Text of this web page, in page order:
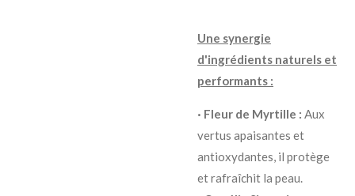
Une synergie
d'ingrédients naturels et
performants :
· Fleur de Myrtille : Aux
vertus apaisantes et
antioxydantes, il protège
et rafraîchit la peau.